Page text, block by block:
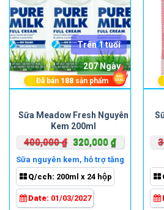
Sữa Meadow Fresh Nguyên
Kem 200ml
400,000₫ Giá
gốc
là:
400,000 ₫.
320,000 ₫Giá
320,000 ₫.
Sữa nguyên kem, hỗ trợ tăng
cân
Q/cch: 200ml x 24 hộp
Date: 01/03/2027
Trên 1 tuổi
207 Ngày
Đã bán 188 sản phẩm